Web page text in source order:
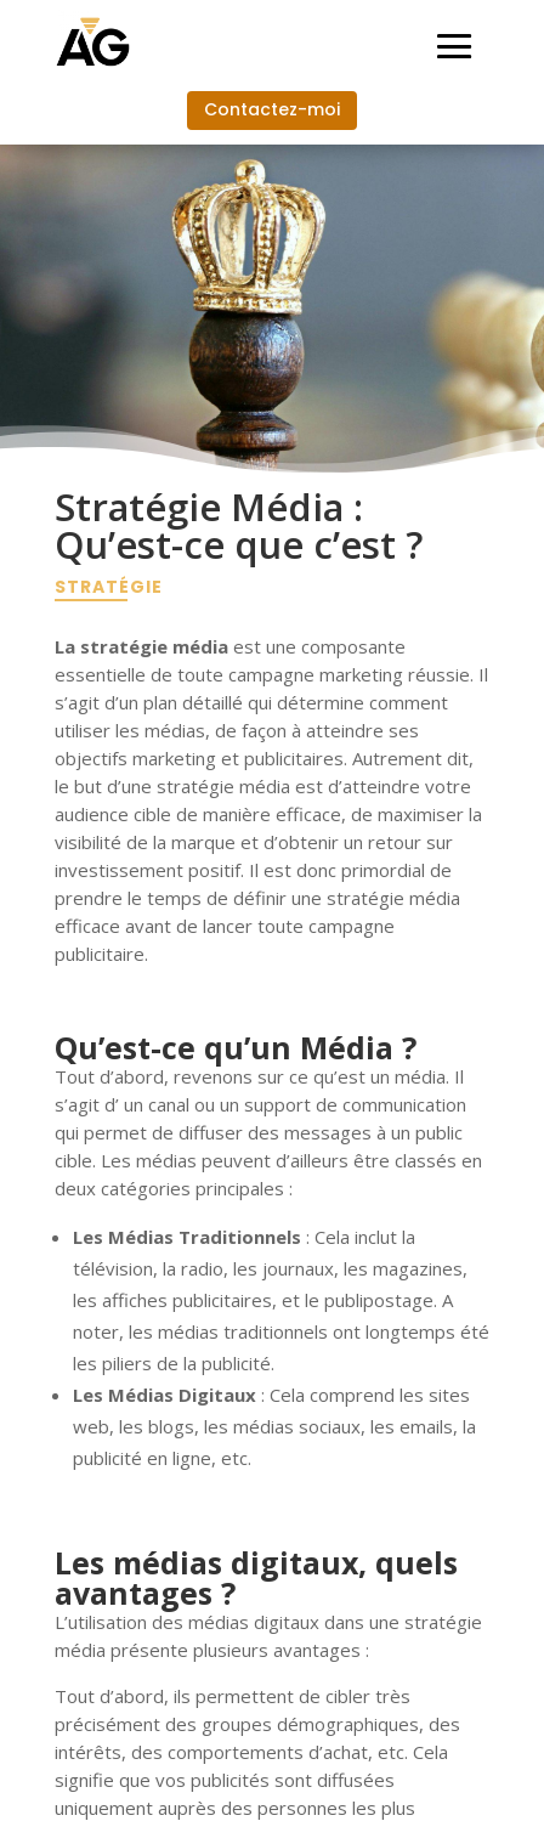
Contactez-moi
Stratégie Média :
Qu’est-ce que c’est ?
STRATÉGIE
La stratégie médiaest une composante
essentielle de toute campagne marketing réussie. Il
s’agit d’un plan détaillé qui détermine comment
utiliser les médias, de façon à atteindre ses
objectifs marketing et publicitaires. Autrement dit,
le but d’une stratégie média est d’atteindre votre
audience cible de manière efficace, de maximiser la
visibilité de la marque et d’obtenir un retour sur
investissement positif. Il est donc primordial de
prendre le temps de définir une stratégie média
efficace avant de lancer toute campagne
publicitaire.
Qu’est-ce qu’un Média ?
Tout d’abord, revenons sur ce qu’est un média. Il
s’agit d’ un canal ou un support de communication
qui permet de diffuser des messages à un public
cible. Les médias peuvent d’ailleurs être classés en
deux catégories principales :
Les Médias Traditionnels : Cela inclut la
télévision, la radio, les journaux, les magazines,
les affiches publicitaires, et le publipostage. A
noter, les médias traditionnels ont longtemps été
les piliers de la publicité.
Les Médias Digitaux: Cela comprend les sites
web, les blogs, les médias sociaux, les emails, la
publicité en ligne, etc.
Les médias digitaux, quels
avantages ?
L’utilisation des médias digitaux dans une stratégie
média présente plusieurs avantages :
Tout d’abord, ils permettent de cibler très
précisément des groupes démographiques, des
intérêts, des comportements d’achat, etc. Cela
signifie que vos publicités sont diffusées
uniquement auprès des personnes les plus